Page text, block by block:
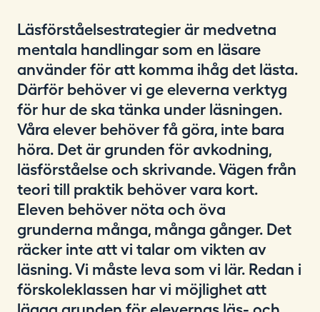
Läsförståelsestrategier är medvetna
mentala handlingar som en läsare
använder för att komma ihåg det lästa.
Därför behöver vi ge eleverna verktyg
för hur de ska tänka under läsningen.
Våra elever behöver få göra, inte bara
höra. Det är grunden för avkodning,
läsförståelse och skrivande. Vägen från
teori till praktik behöver vara kort.
Eleven behöver nöta och öva
grunderna många, många gånger. Det
räcker inte att vi talar om vikten av
läsning. Vi måste leva som vi lär. Redan i
förskoleklassen har vi möjlighet att